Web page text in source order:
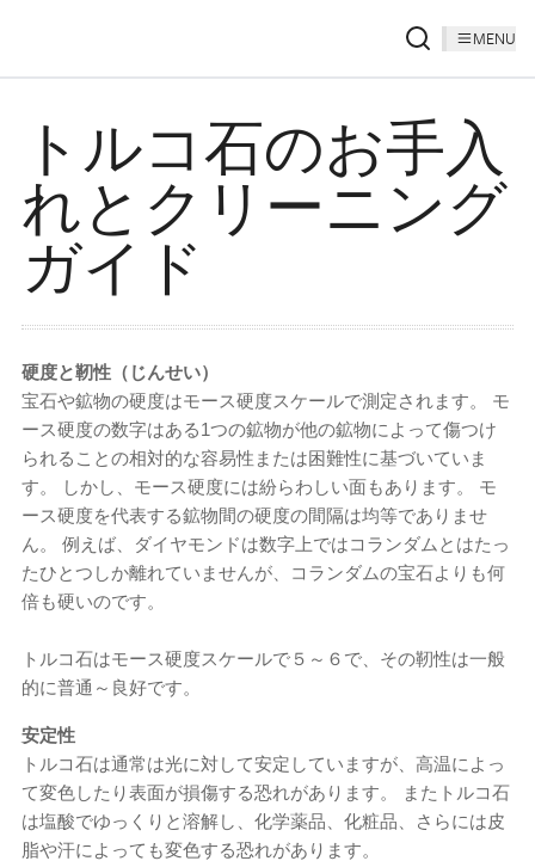
MENU
トルコ石のお手入
れとクリーニング
ガイド
硬度と靭性（じんせい）
宝石や鉱物の硬度はモース硬度スケールで測定されます。 モ
ース硬度の数字はある1つの鉱物が他の鉱物によって傷つけ
られることの相対的な容易性または困難性に基づいていま
す。 しかし、モース硬度には紛らわしい面もあります。 モ
ース硬度を代表する鉱物間の硬度の間隔は均等でありませ
ん。 例えば、ダイヤモンドは数字上ではコランダムとはたっ
たひとつしか離れていませんが、コランダムの宝石よりも何
倍も硬いのです。
トルコ石はモース硬度スケールで５～６で、その靭性は一般
的に普通～良好です。
安定性
トルコ石は通常は光に対して安定していますが、高温によっ
て変色したり表面が損傷する恐れがあります。 またトルコ石
は塩酸でゆっくりと溶解し、化学薬品、化粧品、さらには皮
脂や汗によっても変色する恐れがあります。